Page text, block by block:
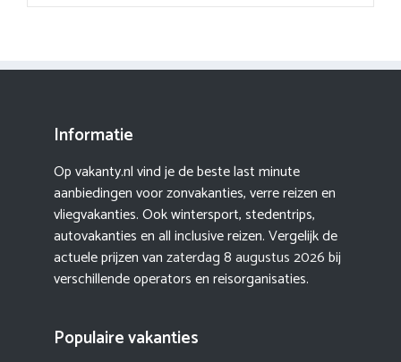
Informatie
Op vakanty.nl vind je de beste last minute
aanbiedingen voor zonvakanties, verre reizen en
vliegvakanties. Ook wintersport, stedentrips,
autovakanties en all inclusive reizen. Vergelijk de
actuele prijzen vanzaterdag 8 augustus 2026bij
verschillende operators en reisorganisaties.
Populaire vakanties